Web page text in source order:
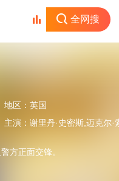
全网搜
地区： 英国
主演： 谢里丹·史密斯,迈克尔·索恰,杰拉丁妮·詹姆斯,巴里·斯隆,Sue·Jenkins,路易斯·
方正面交锋。